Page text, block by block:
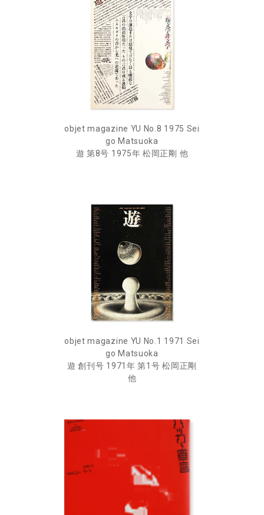
objet magazine YU No.8 1975 Sei
go Matsuoka
遊 第8号 1975年 松岡正剛 他
objet magazine YU No.1 1971 Sei
go Matsuoka
遊 創刊号 1971年 第1号 松岡正剛
他